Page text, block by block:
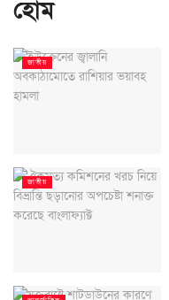
হোম
জাতীয়
জাতীয়